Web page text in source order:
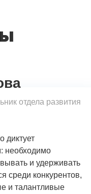
отдела развития
диктует
необходимо
и удерживать
среди конкурентов,
и талантливые